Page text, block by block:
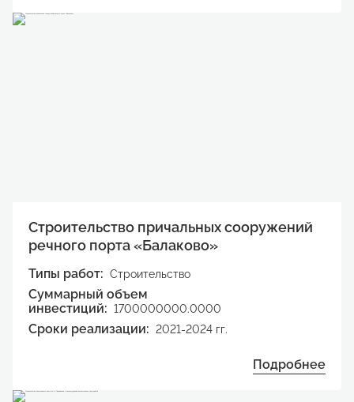
Строительство причальных сооружений
речного порта «Балаково»
Типы работ: Строительство
Суммарный объем
инвестиций: 1700000000.0000
Сроки реализации: 2021-2024 гг.
Подробнее